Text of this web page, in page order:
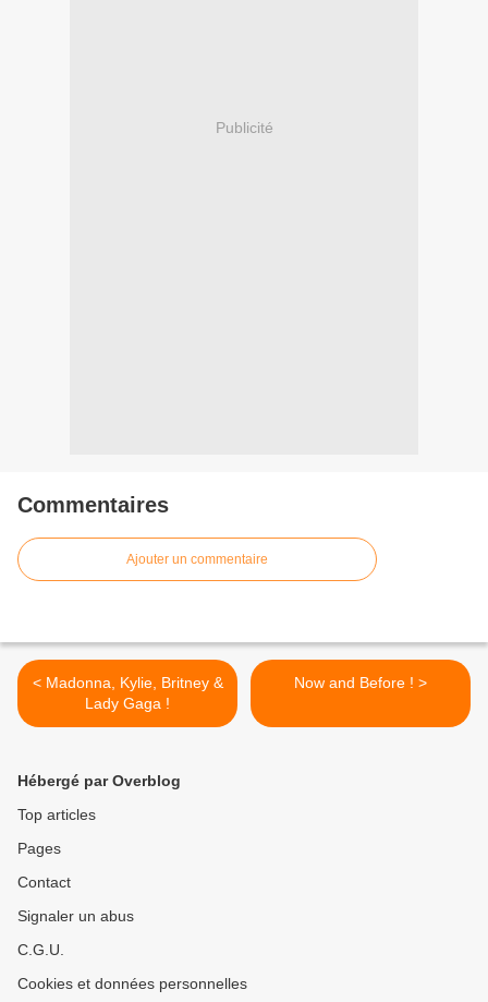
Publicité
Commentaires
Ajouter un commentaire
< Madonna, Kylie, Britney &
Lady Gaga !
Now and Before ! >
Hébergé par Overblog
Top articles
Pages
Contact
Signaler un abus
C.G.U.
Cookies et données personnelles